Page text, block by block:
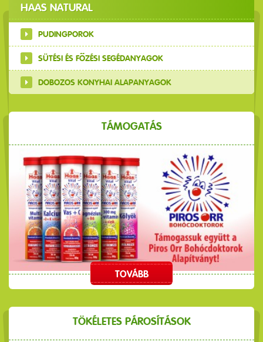
HAAS NATURAL
PUDINGPOROK
SÜTÉSI ÉS FŐZÉSI SEGÉDANYAGOK
DOBOZOS KONYHAI ALAPANYAGOK
TÁMOGATÁS
TOVÁBB
TÖKÉLETES PÁROSÍTÁSOK